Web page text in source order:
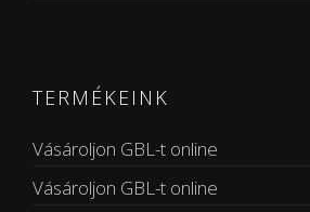
TERMÉKEINK
Vásároljon GBL-t online
Vásároljon GBL-t online